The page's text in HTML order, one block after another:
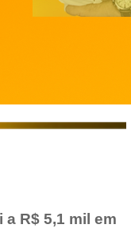
R$ 5,1 mil em